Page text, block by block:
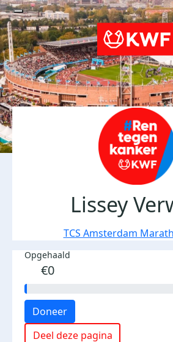
Lissey
TCS Amsterdam
Opgehaald
€0
Doneer
Deel deze pagina